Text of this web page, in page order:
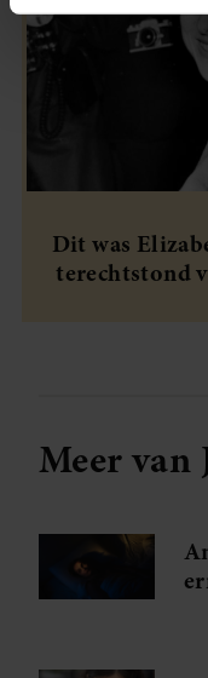
intrekken in de
We gebruiken
personaliseren, om
en om ons
informatie over uw
partners voor social
informatie die u aan
verzameld op basis
Dit was
terechtstond
Meer van